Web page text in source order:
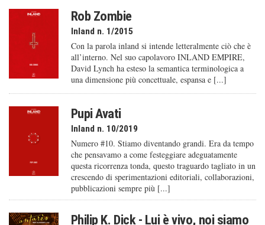
Rob Zombie
Inland n. 1/2015
Con la parola inland si intende letteralmente ciò che è
all’interno. Nel suo capolavoro INLAND EMPIRE,
David Lynch ha esteso la semantica terminologica a
una dimensione più concettuale, espansa e [...]
Pupi Avati
Inland n. 10/2019
Numero #10. Stiamo diventando grandi. Era da tempo
che pensavamo a come festeggiare adeguatamente
questa ricorrenza tonda, questo traguardo tagliato in un
crescendo di sperimentazioni editoriali, collaborazioni,
pubblicazioni sempre più [...]
Philip K. Dick - Lui è vivo, noi siamo